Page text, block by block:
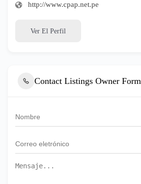
http://www.cpap.net.pe
Ver El Perfil
Contact Listings Owner Form